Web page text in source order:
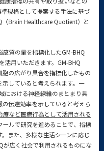
規格として提案する手法に基づ
（Brain Healthcare Quotient）と
質の量を指標化したGM-BHQ
活用いただきます。GM-BHQ
の広がり具合を指標化したもの
していると考えられます。一
における神経線維のまとまり具
伝達効率を示していると考えら
療など医療行為として活用される
ールで研究を進めることで、指標
また、多様な生活シーンに応じ
が広く社会で利用されるものにな